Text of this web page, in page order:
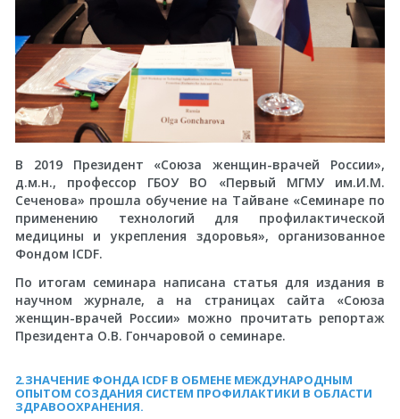
В 2019 Президент «Союза женщин-врачей России»,
д.м.н., профессор ГБОУ ВО «Первый МГМУ им.И.М.
Сеченова» прошла обучение на Тайване «Семинаре по
применению технологий для профилактической
медицины и укрепления здоровья», организованное
Фондом ICDF.
По итогам семинара написана статья для издания в
научном журнале, а на страницах сайта «Союза
женщин-врачей России» можно прочитать репортаж
Президента О.В. Гончаровой о семинаре.
2.ЗНАЧЕНИЕ ФОНДА ICDF В ОБМЕНЕ МЕЖДУНАРОДНЫМ
ОПЫТОМ СОЗДАНИЯ СИСТЕМ ПРОФИЛАКТИКИ В ОБЛАСТИ
ЗДРАВООХРАНЕНИЯ.